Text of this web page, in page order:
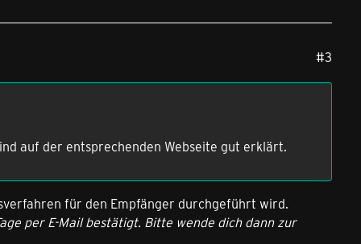
#3
auf der entsprechenden Webseite gut erklärt.
für den Empfänger durchgeführt wird.
per E-Mail bestätigt. Bitte wende dich dann zur